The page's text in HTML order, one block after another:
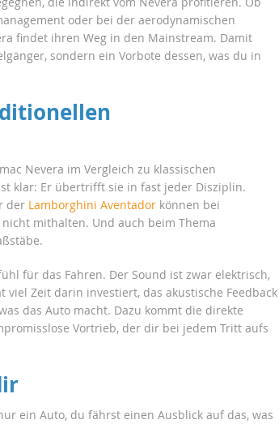
oder bei der aerodynamischen
findet ihren Weg in den Mainstream. Damit
sondern ein Vorbote dessen, was du in
Nevera im Vergleich zu klassischen
klar: Er übertrifft sie in fast jeder Disziplin.
der Lamborghini Aventador können bei
mithalten. Und auch beim Thema
für das Fahren. Der Sound ist zwar elektrisch,
viel Zeit darin investiert, das akustische Feedback
das Auto macht. Dazu kommt die direkte
Vortrieb, der dir bei jedem Tritt aufs
ein Auto, du fährst einen Ausblick auf das, was